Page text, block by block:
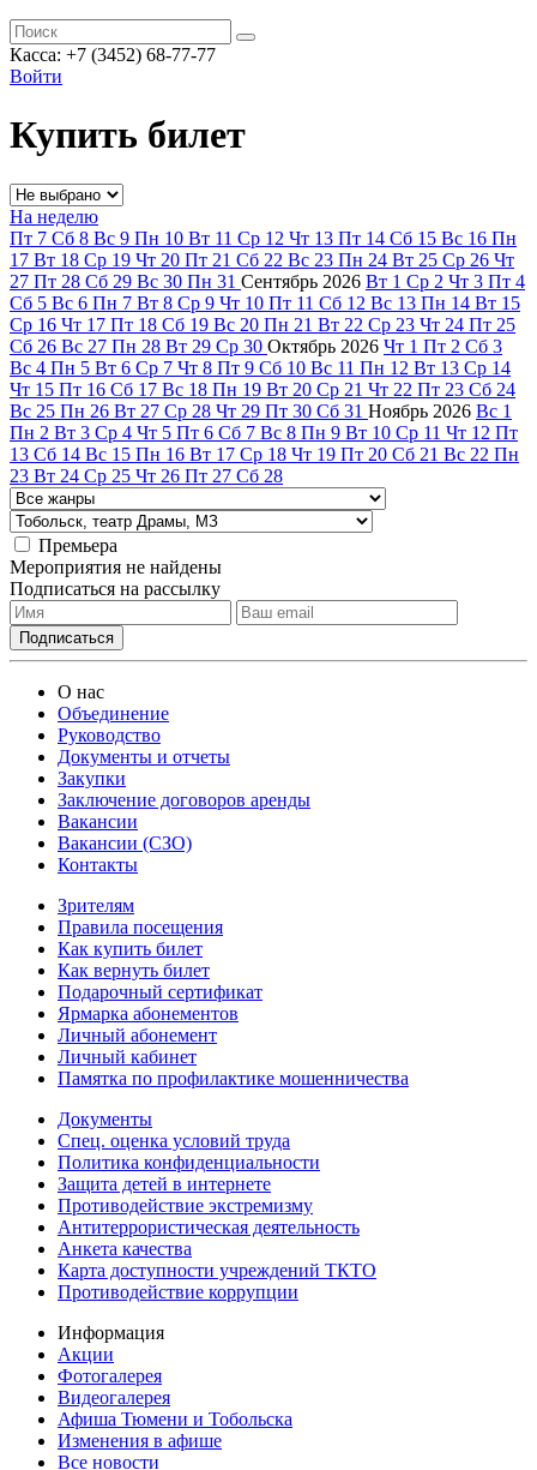
Касса: +7 (3452) 68-77-77
Войти
Купить билет
На неделю
Пт 7 Сб 8 Вс 9 Пн 10 Вт 11 Ср 12 Чт 13 Пт 14 Сб 15 Вс 16 Пн
17 Вт 18 Ср 19 Чт 20 Пт 21 Сб 22 Вс 23 Пн 24 Вт 25 Ср 26 Чт
27 Пт 28 Сб 29 Вс 30 Пн 31 Сентябрь 2026 Вт 1 Ср 2 Чт 3 Пт 4
Сб 5 Вс 6 Пн 7 Вт 8 Ср 9 Чт 10 Пт 11 Сб 12 Вс 13 Пн 14 Вт 15
Ср 16 Чт 17 Пт 18 Сб 19 Вс 20 Пн 21 Вт 22 Ср 23 Чт 24 Пт 25
Сб 26 Вс 27 Пн 28 Вт 29 Ср 30 Октябрь 2026 Чт 1 Пт 2 Сб 3
Вс 4 Пн 5 Вт 6 Ср 7 Чт 8 Пт 9 Сб 10 Вс 11 Пн 12 Вт 13 Ср 14
Чт 15 Пт 16 Сб 17 Вс 18 Пн 19 Вт 20 Ср 21 Чт 22 Пт 23 Сб 24
Вс 25 Пн 26 Вт 27 Ср 28 Чт 29 Пт 30 Сб 31 Ноябрь 2026 Вс 1
Пн 2 Вт 3 Ср 4 Чт 5 Пт 6 Сб 7 Вс 8 Пн 9 Вт 10 Ср 11 Чт 12 Пт
13 Сб 14 Вс 15 Пн 16 Вт 17 Ср 18 Чт 19 Пт 20 Сб 21 Вс 22 Пн
23 Вт 24 Ср 25 Чт 26 Пт 27 Сб 28
Премьера
Мероприятия не найдены
Подписаться на рассылку
О нас
Объединение
Руководство
Документы и отчеты
Закупки
Заключение договоров аренды
Вакансии
Вакансии (СЗО)
Контакты
Зрителям
Правила посещения
Как купить билет
Как вернуть билет
Подарочный сертификат
Ярмарка абонементов
Личный абонемент
Личный кабинет
Памятка по профилактике мошенничества
Документы
Спец. оценка условий труда
Политика конфиденциальности
Защита детей в интернете
Противодействие экстремизму
Антитеррористическая деятельность
Анкета качества
Карта доступности учреждений ТКТО
Противодействие коррупции
Информация
Акции
Фотогалерея
Видеогалерея
Афиша Тюмени и Тобольска
Изменения в афише
Все новости